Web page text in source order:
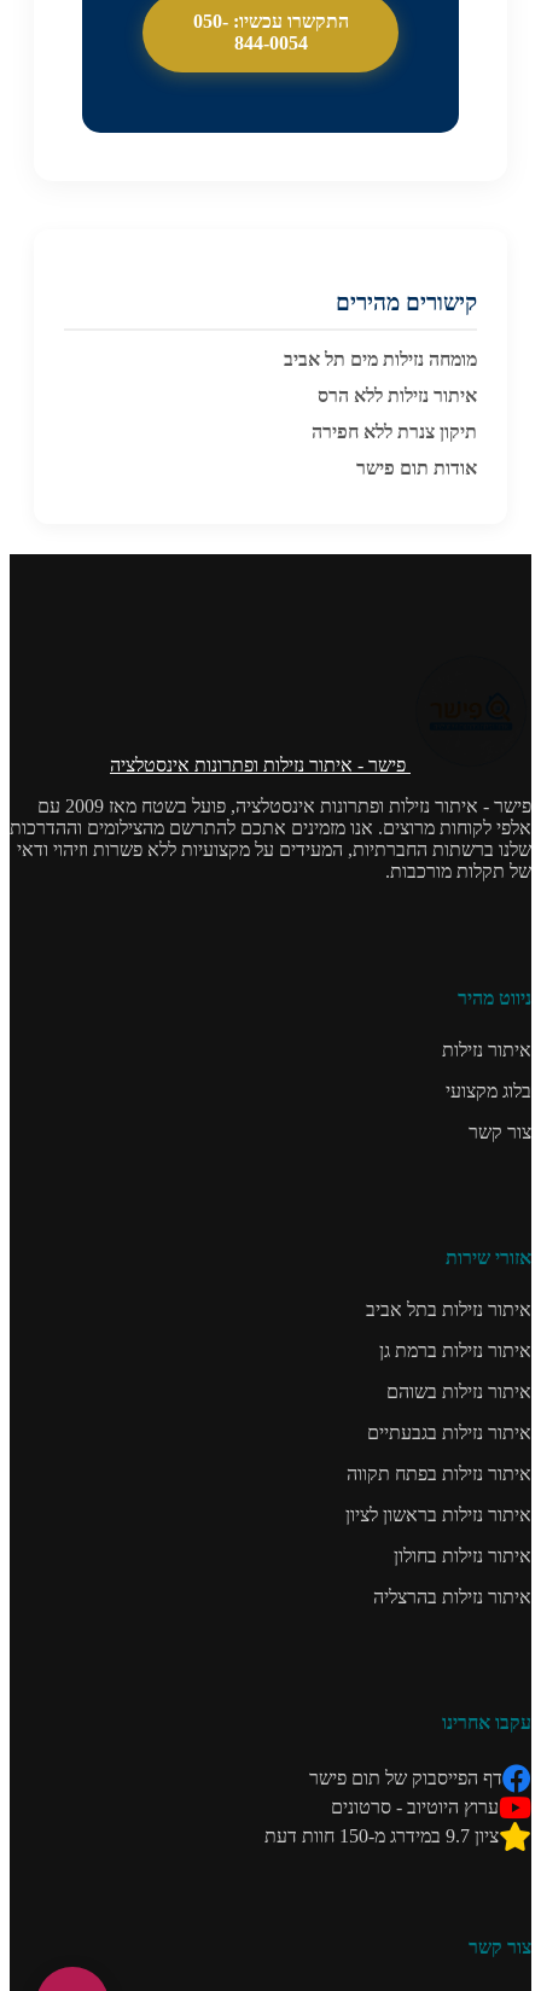
התקשרו עכשיו: 050-
844-0054
קישורים מהירים
מומחה נזילות מים תל אביב
איתור נזילות ללא הרס
תיקון צנרת ללא חפירה
אודות תום פישר
פישר - איתור נזילות ופתרונות אינסטלציה
פישר - איתור נזילות ופתרונות אינסטלציה, פועל בשטח מאז 2009 עם
אלפי לקוחות מרוצים. אנו מזמינים אתכם להתרשם מהצילומים וההדרכות
שלנו ברשתות החברתיות, המעידים על מקצועיות ללא פשרות וזיהוי ודאי
של תקלות מורכבות.
ניווט מהיר
איתור נזילות
בלוג מקצועי
צור קשר
אזורי שירות
איתור נזילות בתל אביב
איתור נזילות ברמת גן
איתור נזילות בשוהם
איתור נזילות בגבעתיים
איתור נזילות בפתח תקווה
איתור נזילות בראשון לציון
איתור נזילות בחולון
איתור נזילות בהרצליה
עקבו אחרינו
דף הפייסבוק של תום פישר
ערוץ היוטיוב - סרטונים
ציון 9.7 במידרג מ-150 חוות דעת
צור קשר